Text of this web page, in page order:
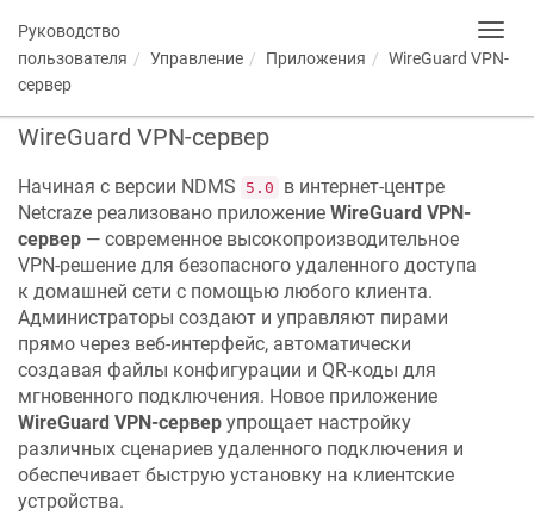
Руководство
пользователя
Управление Приложения
WireGuard VPN-
сервер
WireGuard VPN-сервер
Начиная с версии NDMS 5.0
в интернет-центре
Netcraze реализовано приложение WireGuard VPN-
сервер — современное высокопроизводительное
VPN-решение для безопасного удаленного доступа
к домашней сети с помощью любого клиента.
Администраторы создают и управляют пирами
прямо через веб-интерфейс, автоматически
создавая файлы конфигурации и QR-коды для
мгновенного подключения. Новое приложение
WireGuard VPN-сервер упрощает настройку
различных сценариев удаленного подключения и
обеспечивает быструю установку на клиентские
устройства.